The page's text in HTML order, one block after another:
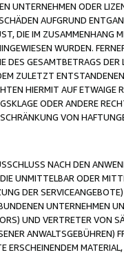
UNTERNEHMEN ODER
AUFGRUND
DIE IM ZUSAMMENHANG
WURDEN.
DES GESAMTBETRAGS
ZULETZT
HIERMIT AUF
ODER ANDERE
VON
NACH DEN
UNMITTELBAR ODER
DER
UNTERNEHMEN
UND VERTRETER VON
ERSCHEINENDEM